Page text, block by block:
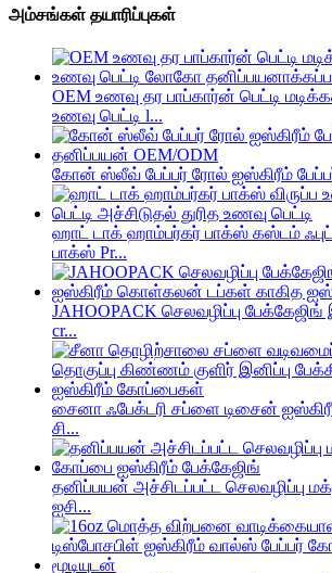
அம்சங்கள் தயாரிப்புகள்
OEM உணவு தர பாப்கார்ன் பெட்டி
உணவு பெட்டி l...
கோன் ஸ்லீவ் பேப்பர் ரோல் ஐஸ்கிரீம்
ஹாட் டாக் ஹாம்பர்கர் பாக்ஸ் கஸ்டம் ஃபுட்
பாக்ஸ் Pr...
JAHOOPACK செலவழிப்பு பேக்கேஜிங்
cr...
சைனா ஃபேக்டரி சப்ளை டிசைன்
சி...
தனிப்பயன் அச்சிடப்பட்ட செலவழிப்பு
ஐசி...